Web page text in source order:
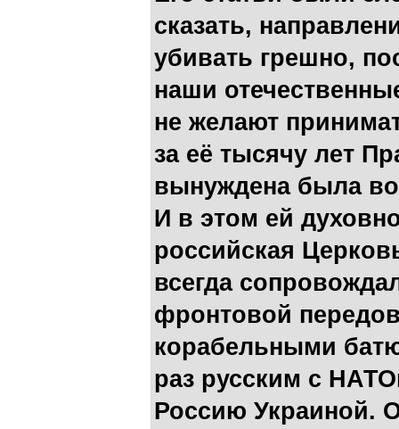
сказать,
убивать грешно,
наши
не желают
за её тысячу лет
вынуждена была
И в этом ей
российская
всегда
фронтовой
корабельными
раз русским с
Россию Украиной.